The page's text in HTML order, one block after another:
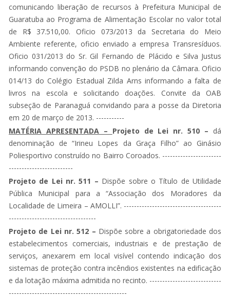
comunicando liberação de recursos à Prefeitura Municipal de
Guaratuba ao Programa de Alimentação Escolar no valor total
de R$ 37.510,00. Oficio 073/2013 da Secretaria do Meio
Ambiente referente, oficio enviado a empresa Transresíduos.
Oficio 031/2013 do Sr. Gil Fernando de Plácido e Silva Justus
informando convenção do PSDB no plenário da Câmara. Oficio
014/13 do Colégio Estadual Zilda Arns informando a falta de
livros na escola e solicitando doações. Convite da OAB
subseção de Paranaguá convidando para a posse da Diretoria
em 20 de março de 2013. -----------
MATÉRIA APRESENTADA – Projeto de Lei nr. 510 – dá
denominação de “Irineu Lopes da Graça Filho” ao Ginásio
Poliesportivo construído no Bairro Coroados. -----------------------
-------------------------
Projeto de Lei nr. 511 – Dispõe sobre o Título de Utilidade
Pública Municipal para a “Associação dos Moradores da
Localidade de Limeira – AMOLLI”. --------------------------------------
----------------------------------
Projeto de Lei nr. 512 – Dispõe sobre a obrigatoriedade dos
estabelecimentos comerciais, industriais e de prestação de
serviços, anexarem em local visível contendo indicação dos
sistemas de proteção contra incêndios existentes na edificação
e da lotação máxima admitida no recinto. ----------------------------
----------------------------------------------